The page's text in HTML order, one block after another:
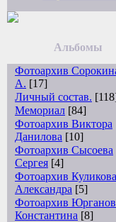
Альбомы
Фотоархив
А. [17]
Личный состав.
Мемориал [84]
Фотоархив Виктора
Данилова [10]
Фотоархив Сысоева
Сергея [4]
Фотоархив Куликова
Александра [5]
Фотоархив
Константина [8]